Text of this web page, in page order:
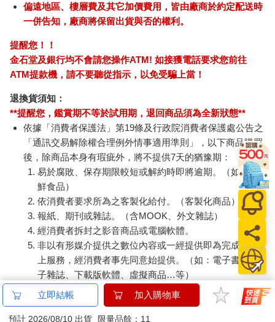
偏遠地區、樓層費及其它加價費用，皆由廠商於約定配送時
一併告知，廠商將保留出貨與否的權利。
提醒您！！
金石堂及銀行均不會請您操作ATM! 如接獲電話要求您前往
ATM提款機，請不要聽從指示，以免受騙上當！
退換貨須知：
**提醒您，鑑賞期不等於試用期，退回商品須為全新狀態**
依據「消費者保護法」第19條及行政院消費者保護處公告之
「通訊交易解除權合理例外情事適用準則」，以下商品購買
後，除商品本身有瑕疵外，將不提供7天的猶豫期：
易於腐敗、保存期限較短或解約時即將逾期。（如：生
鮮食品）
依消費者要求所為之客製化給付。（客製化商品）
報紙、期刊或雜誌。（含MOOK、外文雜誌）
經消費者拆封之影音商品或電腦軟體。
非以有形媒介提供之數位內容或一經提供即為完成之線
上服務，經消費者事先同意始提供。（如：電子書、電
子雜誌、下載版軟體、虛擬商品…等）
已拆封之個人衛生用品。（如：內衣褲、刮鬍刀、除毛
刀…等）
若非上列種類商品，均享有到貨7天的猶豫期（含例假
立即結帳 加入購物車
預計 2026/08/10 出貨 限量品餘：11